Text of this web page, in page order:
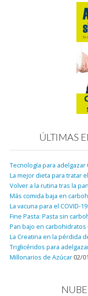
ÚLTIMAS
Tecnología para adelgazar
La mejor dieta para tratar
Volver a la rutina tras la
Más comida baja en
La vacuna para el COVID-
Fine Pasta: Pasta sin
Pan bajo en carbohidratos
La Creatina en la pérdida
Triglicéridos para
Millonarios de Azúcar 02/